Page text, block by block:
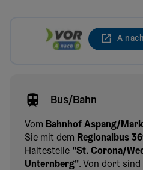
A
Bus/Bahn
Vom Bahnhof Aspang/
Sie mit dem Regionalbus
Haltestelle "St. Corona/
Unternberg". Von dort sind